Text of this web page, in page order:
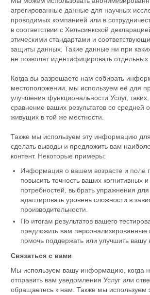
агрегированные данные для научных
проводимых компанией или в
в соответствии с Хельсинкской
этическими стандартами и
защиты данных. Такие данные ни при
не позволят идентифицировать отдельных
Когда вы разрешаете нам собирать
местоположении, мы используем её для
улучшения функциональности Услуг,
сравнение ваших результатов со средней
живущих в той же местности.
Также мы используем эту информацию для
сделать выводы и предложить вам
контент. Некоторые примеры:
Информация о вашем возрасте и поле
повысить точность ваших когнитивных
потребностей, выбрать упражнения для
адаптировать уровень сложности в
производительности.
По итогам результатов вашего
предложить вам персонализированные
помочь поддержать или улучшить вашу
Связаться с вами
Мы используем вашу информацию, когда
отправить вам уведомления Услуг или
обращаетесь к нам. Также мы используем